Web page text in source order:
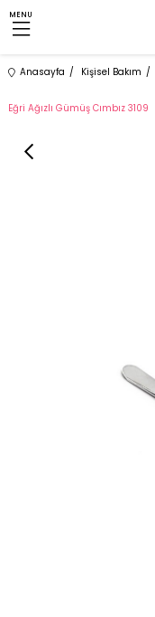
MENU
Anasayfa Kişisel Bakım
Eğri Ağızlı Gümüş Cımbız 3109